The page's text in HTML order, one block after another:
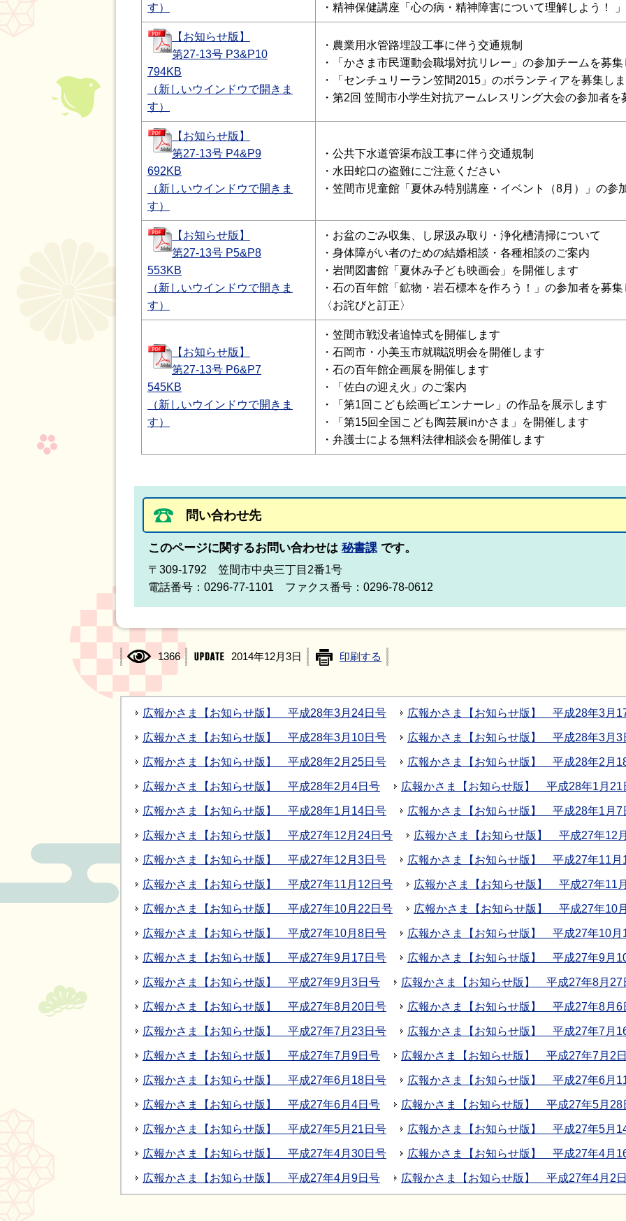
す）
・精神保健講座「心の病・精神障害について理解しよう！
【お知らせ版】
第27-13号 P3&P10
794KB
（新しいウインドウで開きま
す）
・農業用水管路埋設工事に伴う交通規制
・「かさま市民運動会職場対抗リレー」の参加チームを募
・「センチュリーラン笠間2015」のボランティアを募集し
・第2回 笠間市小学生対抗アームレスリング大会の参加者を
【お知らせ版】
第27-13号 P4&P9
692KB
（新しいウインドウで開きま
す）
・公共下水道管渠布設工事に伴う交通規制
・水田蛇口の盗難にご注意ください
・笠間市児童館「夏休み特別講座・イベント（8月）」の参
【お知らせ版】
第27-13号 P5&P8
553KB
（新しいウインドウで開きま
す）
・お盆のごみ収集、し尿汲み取り・浄化槽清掃について
・身体障がい者のための結婚相談・各種相談のご案内
・岩間図書館「夏休み子ども映画会」を開催します
・石の百年館「鉱物・岩石標本を作ろう！」の参加者を募
〈お詫びと訂正〉
【お知らせ版】
第27-13号 P6&P7
545KB
（新しいウインドウで開きま
す）
・笠間市戦没者追悼式を開催します
・石岡市・小美玉市就職説明会を開催します
・石の百年館企画展を開催します
・「佐白の迎え火」のご案内
・「第1回こども絵画ビエンナーレ」の作品を展示します
・「第15回全国こども陶芸展inかさま」を開催します
・弁護士による無料法律相談会を開催します
問い合わせ先
このページに関するお問い合わせは 秘書課 です。
〒309-1792 笠間市中央三丁目2番1号
電話番号：0296-77-1101 ファクス番号：0296-78-0612
1366 2014年12月3日 印刷する
広報かさま【お知らせ版】 平成28年3月24日号 広報かさま【お知らせ版】 平成28年3月
広報かさま【お知らせ版】 平成28年3月10日号 広報かさま【お知らせ版】 平成28年3月3
広報かさま【お知らせ版】 平成28年2月25日号 広報かさま【お知らせ版】 平成28年2月
広報かさま【お知らせ版】 平成28年2月4日号 広報かさま【お知らせ版】 平成28年1月21
広報かさま【お知らせ版】 平成28年1月14日号 広報かさま【お知らせ版】 平成28年1月7
広報かさま【お知らせ版】 平成27年12月24日号 広報かさま【お知らせ版】 平成27年12
広報かさま【お知らせ版】 平成27年12月3日号 広報かさま【お知らせ版】 平成27年11月
広報かさま【お知らせ版】 平成27年11月12日号 広報かさま【お知らせ版】 平成27年11
広報かさま【お知らせ版】 平成27年10月22日号 広報かさま【お知らせ版】 平成27年10
広報かさま【お知らせ版】 平成27年10月8日号 広報かさま【お知らせ版】 平成27年10月
広報かさま【お知らせ版】 平成27年9月17日号 広報かさま【お知らせ版】 平成27年9月
広報かさま【お知らせ版】 平成27年9月3日号 広報かさま【お知らせ版】 平成27年8月27
広報かさま【お知らせ版】 平成27年8月20日号 広報かさま【お知らせ版】 平成27年8月6
広報かさま【お知らせ版】 平成27年7月23日号 広報かさま【お知らせ版】 平成27年7月
広報かさま【お知らせ版】 平成27年7月9日号 広報かさま【お知らせ版】 平成27年7月2
広報かさま【お知らせ版】 平成27年6月18日号 広報かさま【お知らせ版】 平成27年6月
広報かさま【お知らせ版】 平成27年6月4日号 広報かさま【お知らせ版】 平成27年5月28
広報かさま【お知らせ版】 平成27年5月21日号 広報かさま【お知らせ版】 平成27年5月
広報かさま【お知らせ版】 平成27年4月30日号 広報かさま【お知らせ版】 平成27年4月
広報かさま【お知らせ版】 平成27年4月9日号 広報かさま【お知らせ版】 平成27年4月2